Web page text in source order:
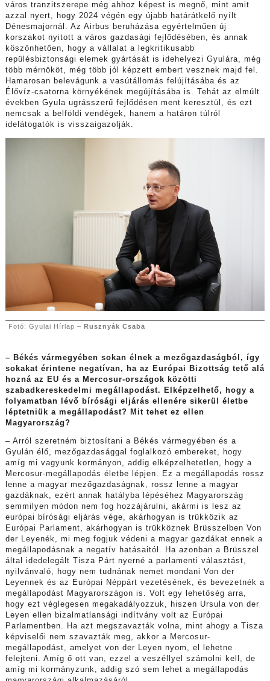
város tranzitszerepe még ahhoz képest is megnő, mint amit
azzal nyert, hogy 2024 végén egy újabb határátkelő nyílt
Dénesmajornál. Az Airbus beruházása egyértelműen új
korszakot nyitott a város gazdasági fejlődésében, és annak
köszönhetően, hogy a vállalat a legkritikusabb
repülésbiztonsági elemek gyártását is idehelyezi Gyulára, még
több mérnököt, még több jól képzett embert vesznek majd fel.
Hamarosan belevágunk a vasútállomás felújításába és az
Élővíz-csatorna környékének megújításába is. Tehát az elmúlt
években Gyula ugrásszerű fejlődésen ment keresztül, és ezt
nemcsak a belföldi vendégek, hanem a határon túlról
idelátogatók is visszaigazolják.
Fotó: Gyulai Hírlap – Rusznyák Csaba
– Békés vármegyében sokan élnek a mezőgazdaságból, így
sokakat érintene negatívan, ha az Európai Bizottság tető alá
hozná az EU és a Mercosur-országok közötti
szabadkereskedelmi megállapodást. Elképzelhető, hogy a
folyamatban lévő bírósági eljárás ellenére sikerül életbe
léptetniük a megállapodást? Mit tehet ez ellen
Magyarország?
– Arról szeretném biztosítani a Békés vármegyében és a
Gyulán élő, mezőgazdasággal foglalkozó embereket, hogy
amíg mi vagyunk kormányon, addig elképzelhetetlen, hogy a
Mercosur-megállapodás életbe lépjen. Ez a megállapodás rossz
lenne a magyar mezőgazdaságnak, rossz lenne a magyar
gazdáknak, ezért annak hatályba lépéséhez Magyarország
semmilyen módon nem fog hozzájárulni, akármi is lesz az
európai bírósági eljárás vége, akárhogyan is trükközik az
Európai Parlament, akárhogyan is trükköznek Brüsszelben Von
der Leyenék, mi meg fogjuk védeni a magyar gazdákat ennek a
megállapodásnak a negatív hatásaitól. Ha azonban a Brüsszel
által idedelegált Tisza Párt nyerné a parlamenti választást,
nyilvánvaló, hogy nem tudnának nemet mondani Von der
Leyennek és az Európai Néppárt vezetésének, és bevezetnék a
megállapodást Magyarországon is. Volt egy lehetőség arra,
hogy ezt véglegesen megakadályozzuk, hiszen Ursula von der
Leyen ellen bizalmatlansági indítvány volt az Európai
Parlamentben. Ha azt megszavazták volna, mint ahogy a Tisza
képviselői nem szavazták meg, akkor a Mercosur-
megállapodást, amelyet von der Leyen nyom, el lehetne
felejteni. Amíg ő ott van, ezzel a veszéllyel számolni kell, de
amíg mi kormányzunk, addig szó sem lehet a megállapodás